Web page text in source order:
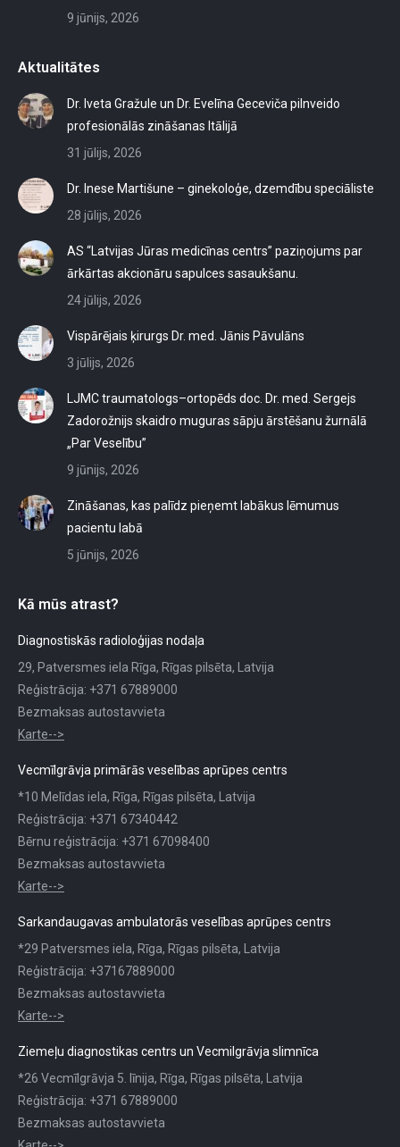
9 jūnijs, 2026
Aktualitātes
Dr. Iveta Gražule un Dr. Evelīna Geceviča pilnveido
profesionālās zināšanas Itālijā
31 jūlijs, 2026
Dr. Inese Martišune – ginekoloģe, dzemdību speciāliste
28 jūlijs, 2026
AS “Latvijas Jūras medicīnas centrs” paziņojums par
ārkārtas akcionāru sapulces sasaukšanu.
24 jūlijs, 2026
Vispārējais ķirurgs Dr. med. Jānis Pāvulāns
3 jūlijs, 2026
LJMC traumatologs–ortopēds doc. Dr. med. Sergejs
Zadorožnijs skaidro muguras sāpju ārstēšanu žurnālā
„Par Veselību”
9 jūnijs, 2026
Zināšanas, kas palīdz pieņemt labākus lēmumus
pacientu labā
5 jūnijs, 2026
Kā mūs atrast?
Diagnostiskās radioloģijas nodaļa
29, Patversmes iela Rīga, Rīgas pilsēta, Latvija
Reģistrācija: +371 67889000
Bezmaksas autostavvieta
Karte-->
Vecmīlgrāvja primārās veselības aprūpes centrs
*10 Melīdas iela, Rīga, Rīgas pilsēta, Latvija
Reģistrācija: +371 67340442
Bērnu reģistrācija: +371 67098400
Bezmaksas autostavvieta
Karte-->
Sarkandaugavas ambulatorās veselības aprūpes centrs
*29 Patversmes iela, Rīga, Rīgas pilsēta, Latvija
Reģistrācija: +37167889000
Bezmaksas autostavvieta
Karte-->
Ziemeļu diagnostikas centrs un Vecmilgrāvja slimnīca
*26 Vecmīlgrāvja 5. līnija, Rīga, Rīgas pilsēta, Latvija
Reģistrācija: +371 67889000
Bezmaksas autostavvieta